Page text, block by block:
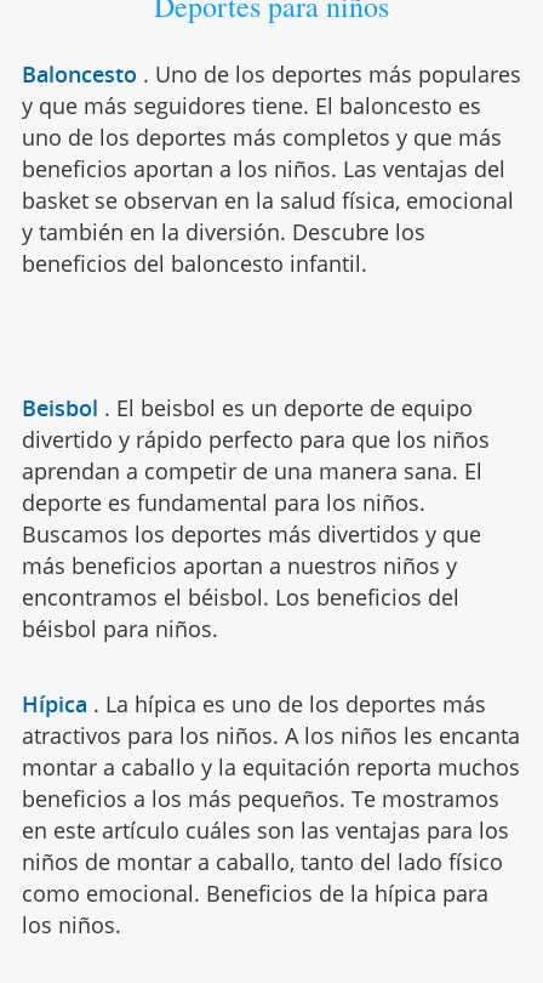
Baloncesto . Uno de los deportes más populares
y que más seguidores tiene. El baloncesto es
uno de los deportes más completos y que más
beneficios aportan a los niños. Las ventajas del
basket se observan en la salud física, emocional
y también en la diversión. Descubre los
beneficios del baloncesto infantil.
Beisbol . El beisbol es un deporte de equipo
divertido y rápido perfecto para que los niños
aprendan a competir de una manera sana. El
deporte es fundamental para los niños.
Buscamos los deportes más divertidos y que
más beneficios aportan a nuestros niños y
encontramos el béisbol. Los beneficios del
béisbol para niños.
Hípica . La hípica es uno de los deportes más
atractivos para los niños. A los niños les encanta
montar a caballo y la equitación reporta muchos
beneficios a los más pequeños. Te mostramos
en este artículo cuáles son las ventajas para los
niños de montar a caballo, tanto del lado físico
como emocional. Beneficios de la hípica para
los niños.